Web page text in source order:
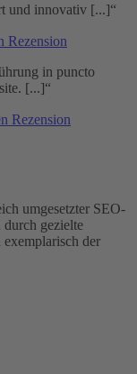
und innovativ [...]“
Rezension
in puncto
[...]“
Rezension
umgesetzter SEO-
durch gezielte
der